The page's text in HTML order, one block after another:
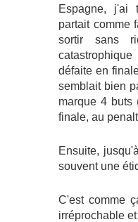
Espagne, j'ai
partait comme
sortir sans
catastrophique
défaite en
semblait bien
marque 4
finale, au
Ensuite,
souvent une
C'est comme
irréprochable